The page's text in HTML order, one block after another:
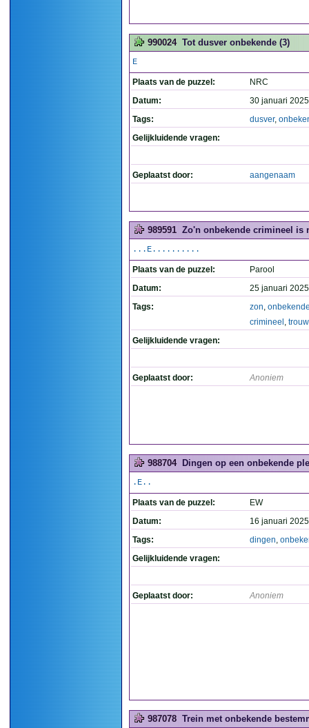
990024 Tot dusver onbekende (3)
E
Plaats van de puzzel:
NRC
Datum:
30 januari
Tags:
dusver,
Gelijkluidende vragen:
Geplaatst door: aangenaam
989591 Zo'n onbekende crimineel is
...E..........
Plaats van de puzzel:
Parool
Datum:
25 januari
Tags:
zon,
crimineel , trouw
Gelijkluidende vragen:
Geplaatst door: Anoniem
988704 Dingen op een onbekende
.E..
Plaats van de puzzel:
EW
Datum:
16 januari
Tags:
dingen,
Gelijkluidende vragen:
Geplaatst door: Anoniem
987078 Trein met onbekende